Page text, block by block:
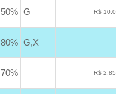
50% G R$
80% G,X
70% R$